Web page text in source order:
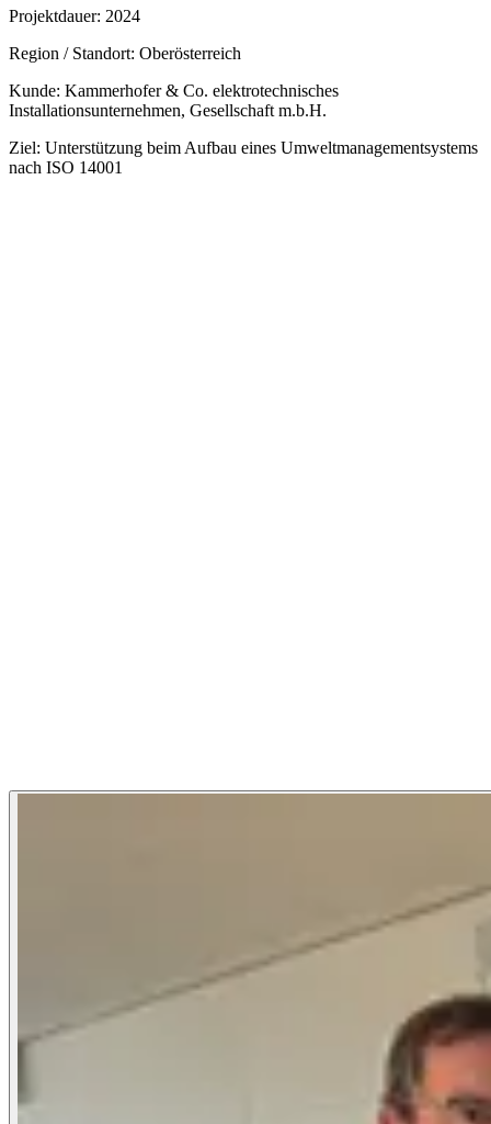
Projektdauer: 2024
Region / Standort: Oberösterreich
Kunde: Kammerhofer & Co. elektrotechnisches
Installationsunternehmen, Gesellschaft m.b.H.
Ziel: Unterstützung beim Aufbau eines Umweltmanagementsystems
nach ISO 14001